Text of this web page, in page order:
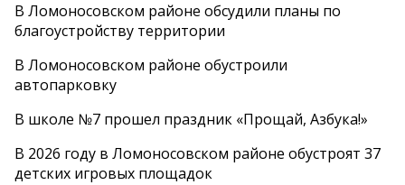
В Ломоносовском районе обсудили планы по
благоустройству территории
В Ломоносовском районе обустроили
автопарковку
В школе №7 прошел праздник «Прощай, Азбука!»
В 2026 году в Ломоносовском районе обустроят 37
детских игровых площадок